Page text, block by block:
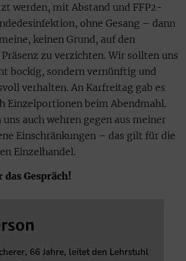
werden, mit Abstand und FFP2-
ohne Gesang – dann
keinen Grund, auf den
zu verzichten. Wir sollten uns
bockig, sondern vernünftig und
verhalten. An Karfreitag gab es
Einzelportionen beim Abendmahl.
auch wehren gegen aus meiner
Einschränkungen – das gilt für die
Einzelhandel.
Gespräch!
66 Jahre, leitet den Lehrstuhl